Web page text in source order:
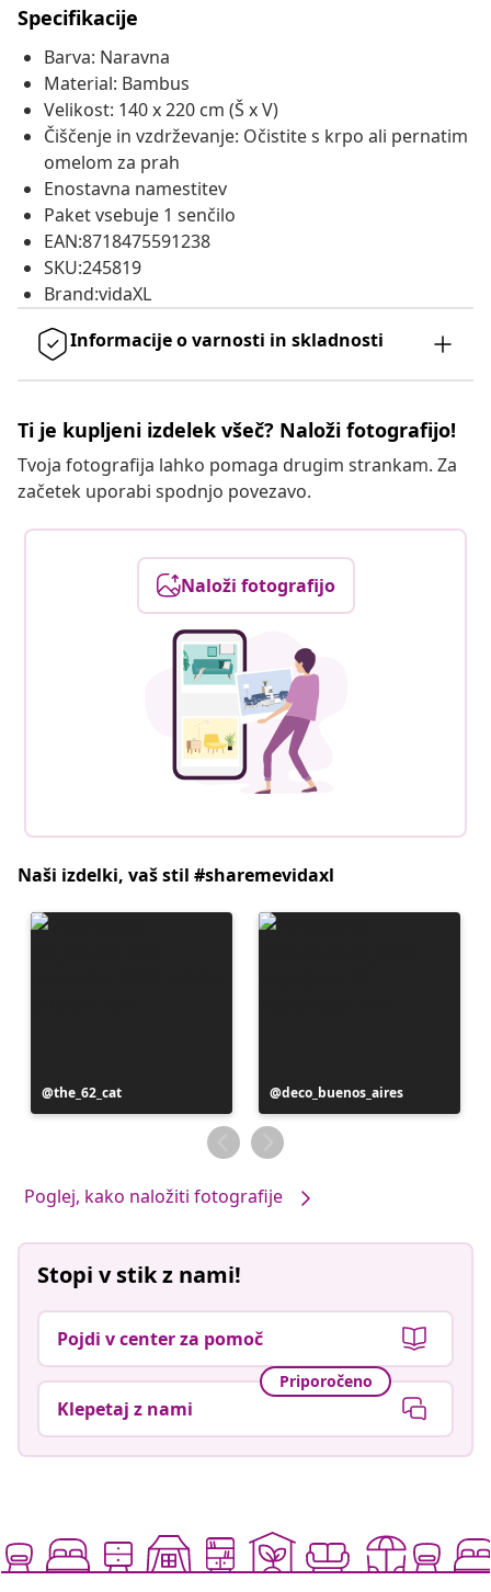
Specifikacije
Barva: Naravna
Material: Bambus
Velikost: 140 x 220 cm (Š x V)
Čiščenje in vzdrževanje: Očistite s krpo ali pernatim
omelom za prah
Enostavna namestitev
Paket vsebuje 1 senčilo
EAN:8718475591238
SKU:245819
Brand:vidaXL
Informacije o varnosti in skladnosti
Ti je kupljeni izdelek všeč? Naloži fotografijo!
Tvoja fotografija lahko pomaga drugim strankam. Za
začetek uporabi spodnjo povezavo.
Naloži fotografijo
Naši izdelki, vaš stil #sharemevidaxl
Objavo
je
the_62_cat
Objavo
je
objavil
deco_buenos_aires
Poglej, kako naložiti fotografije
Stopi v stik z nami!
Pojdi v center za pomoč
Priporočeno
Klepetaj z nami